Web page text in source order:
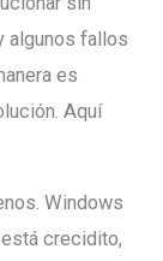
algunos fallos
es
Aquí
Windows
crecidito,